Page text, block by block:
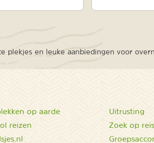
plekjes en leuke aanbiedingen voor
op aarde
reizen
Uitrusting
Zoek op